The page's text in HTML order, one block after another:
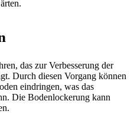
das zur Verbesserung der
Durch diesen Vorgang können
eindringen, was das
Die Bodenlockerung kann